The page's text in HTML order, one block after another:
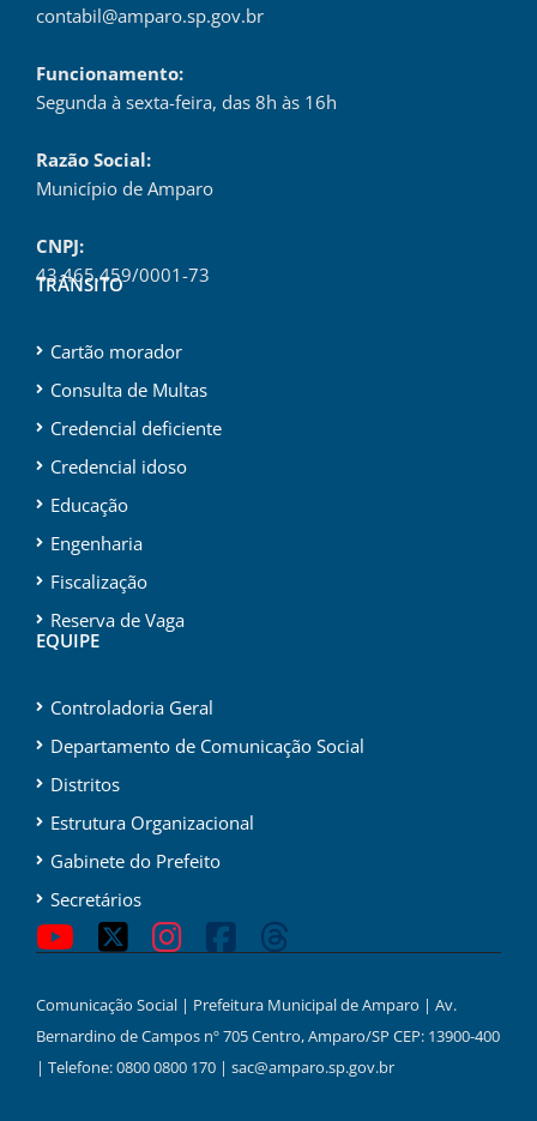
contabil@amparo.sp.gov.br
Funcionamento:
Segunda à sexta-feira, das 8h às 16h
Razão Social:
Município de Amparo
CNPJ:
43.465.459/0001-73
TRÂNSITO
Cartão morador
Consulta de Multas
Credencial deficiente
Credencial idoso
Educação
Engenharia
Fiscalização
Reserva de Vaga
EQUIPE
Controladoria Geral
Departamento de Comunicação Social
Distritos
Estrutura Organizacional
Gabinete do Prefeito
Secretários
Comunicação Social | Prefeitura Municipal de Amparo | Av.
Bernardino de Campos nº 705 Centro, Amparo/SP CEP: 13900-400
| Telefone: 0800 0800 170 | sac@amparo.sp.gov.br